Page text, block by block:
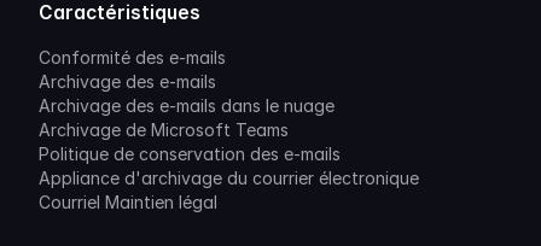
Caractéristiques
Conformité des e-mails
Archivage des e-mails
Archivage des e-mails dans le nuage
Archivage de Microsoft Teams
Politique de conservation des e-mails
Appliance d'archivage du courrier électronique
Courriel Maintien légal